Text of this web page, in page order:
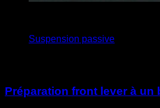
Suspension passive
Préparation front lever à un